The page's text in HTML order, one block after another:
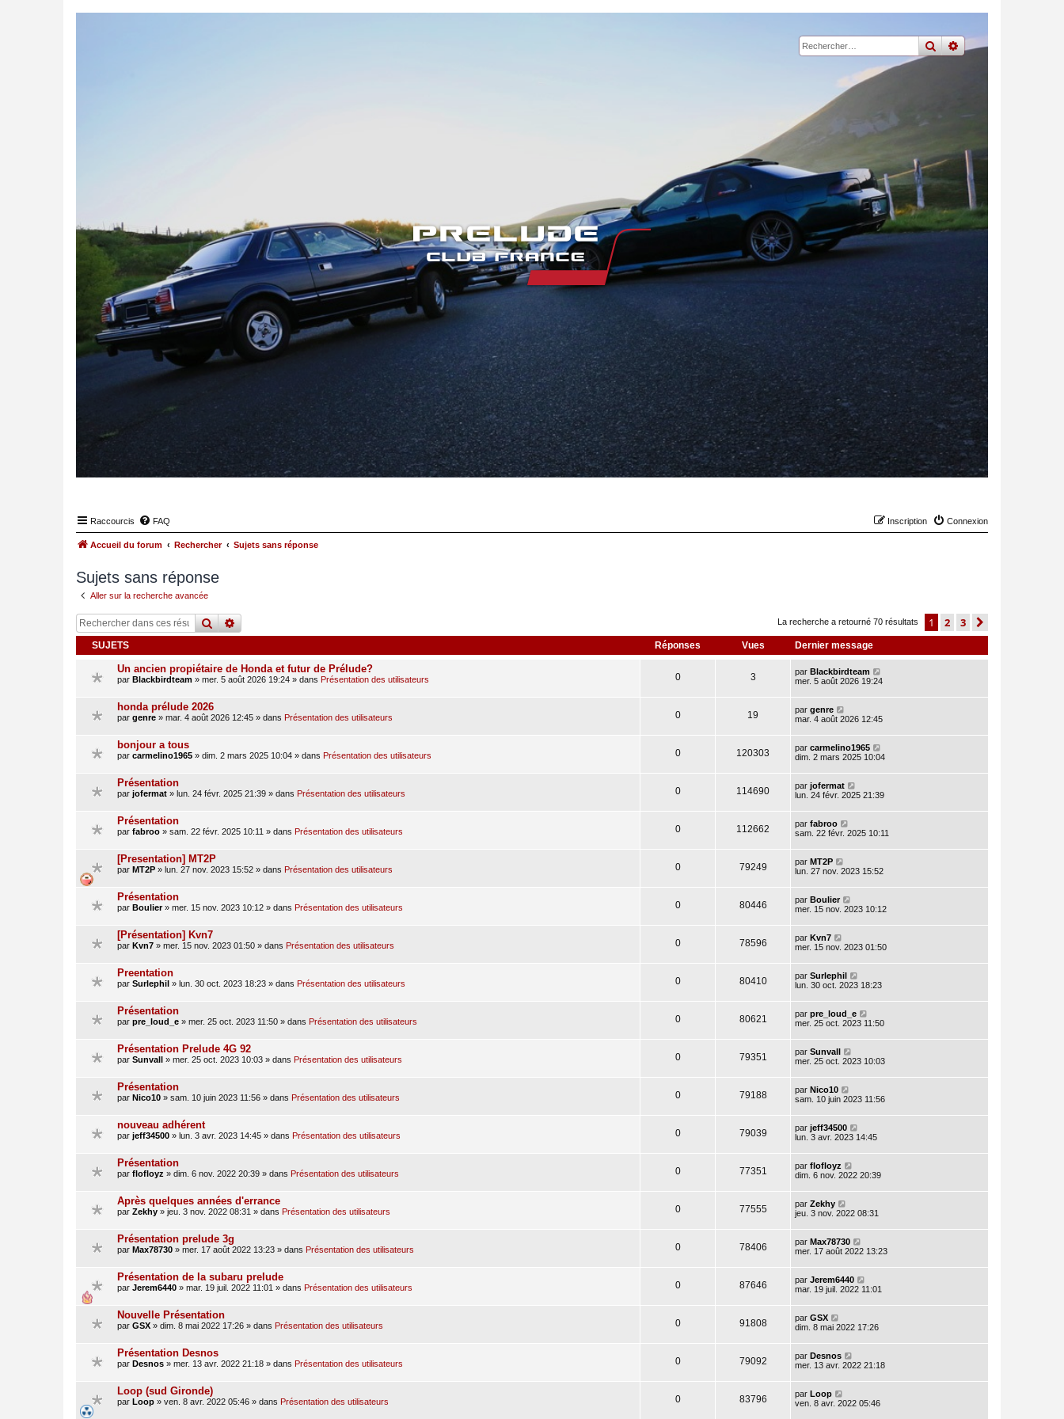
rechercher
recherche
Raccourcis FAQ Connexion
Inscription
Accueil du forum Rechercher Sujets sans réponse
Sujets sans réponse
Aller sur la recherche avancée
rechercher
recherche La recherche a retourné 70 résultats 1 2 3
SUJETS Réponses Vues Dernier message
Un ancien propiétaire de Honda et futur de Prélude?
par Blackbirdteam » mer. 5 août 2026 19:24 » dans Présentation des utilisateurs 0 3 par Blackbirdteam
mer. 5 août 2026 19:24
honda prélude 2026
par genre » mar. 4 août 2026 12:45 » dans Présentation des utilisateurs 0 19 par genre
mar. 4 août 2026 12:45
bonjour a tous
par carmelino1965 » dim. 2 mars 2025 10:04 » dans Présentation des utilisateurs 0 120303 par carmelino1965
dim. 2 mars 2025 10:04
Présentation
par jofermat » lun. 24 févr. 2025 21:39 » dans Présentation des utilisateurs 0 114690 par jofermat
lun. 24 févr. 2025 21:39
Présentation
par fabroo » sam. 22 févr. 2025 10:11 » dans Présentation des utilisateurs 0 112662 par fabroo
sam. 22 févr. 2025 10:11
[Presentation] MT2P
par MT2P » lun. 27 nov. 2023 15:52 » dans Présentation des utilisateurs 0 79249 par MT2P
lun. 27 nov. 2023 15:52
Présentation
par Boulier» mer. 15 nov. 2023 10:12 » dans Présentation des utilisateurs 0 80446 par Boulier
mer. 15 nov. 2023 10:12
[Présentation] Kvn7
par Kvn7 » mer. 15 nov. 2023 01:50 » dans Présentation des utilisateurs 0 78596 par Kvn7
mer. 15 nov. 2023 01:50
Preentation
par Surlephil » lun. 30 oct. 2023 18:23 » dans Présentation des utilisateurs 0 80410 par Surlephil
lun. 30 oct. 2023 18:23
Présentation
par pre_loud_e » mer. 25 oct. 2023 11:50 » dans Présentation des utilisateurs 0 80621 par pre_loud_e
mer. 25 oct. 2023 11:50
Présentation Prelude 4G 92
par Sunvall » mer. 25 oct. 2023 10:03 » dans Présentation des utilisateurs 0 79351 par Sunvall
mer. 25 oct. 2023 10:03
Présentation
par Nico10 » sam. 10 juin 2023 11:56 » dans Présentation des utilisateurs 0 79188 par Nico10
sam. 10 juin 2023 11:56
nouveau adhérent
par jeff34500 » lun. 3 avr. 2023 14:45 » dans Présentation des utilisateurs 0 79039 par jeff34500
lun. 3 avr. 2023 14:45
Présentation
par flofloyz » dim. 6 nov. 2022 20:39 » dans Présentation des utilisateurs 0 77351 par flofloyz
dim. 6 nov. 2022 20:39
Après quelques années d'errance
par Zekhy » jeu. 3 nov. 2022 08:31 » dans Présentation des utilisateurs 0 77555 par Zekhy
jeu. 3 nov. 2022 08:31
Présentation prelude 3g
par Max78730 » mer. 17 août 2022 13:23 » dans Présentation des utilisateurs 0 78406 par Max78730
mer. 17 août 2022 13:23
Présentation de la subaru prelude
par Jerem6440 » mar. 19 juil. 2022 11:01 » dans Présentation des utilisateurs 0 87646 par Jerem6440
mar. 19 juil. 2022 11:01
Nouvelle Présentation
par GSX » dim. 8 mai 2022 17:26 » dans Présentation des utilisateurs 0 91808 par GSX
dim. 8 mai 2022 17:26
Présentation Desnos
par Desnos » mer. 13 avr. 2022 21:18 » dans Présentation des utilisateurs 0 79092 par Desnos
mer. 13 avr. 2022 21:18
Loop (sud Gironde)
par Loop » ven. 8 avr. 2022 05:46 » dans Présentation des utilisateurs 0 83796 par Loop
ven. 8 avr. 2022 05:46